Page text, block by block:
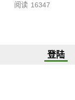
阅读 16347
登陆